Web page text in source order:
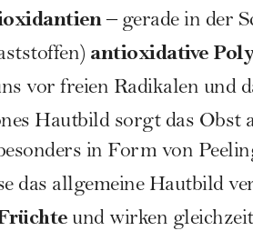
– gerade in der
antioxidative
vor freien Radikalen und
Hautbild sorgt das Obst
in Form von
das allgemeine Hautbild
und wirken